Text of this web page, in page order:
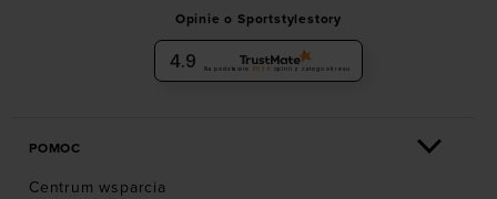
Opinie o Sportstylestory
4.9 Na podstawie 6036 opinii z całego okresu
POMOC
Centrum wsparcia